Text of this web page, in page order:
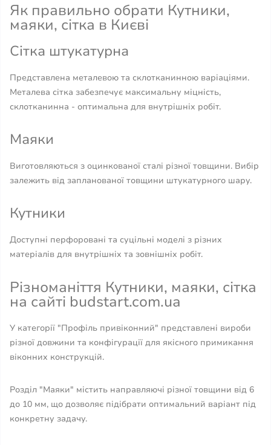
Як правильно обрати Кутники,
маяки, сітка в Києві
Сітка штукатурна
Представлена металевою та склотканинною варіаціями.
Металева сітка забезпечує максимальну міцність,
склотканинна - оптимальна для внутрішніх робіт.
Маяки
Виготовляються з оцинкованої сталі різної товщини. Вибір
залежить від запланованої товщини штукатурного шару.
Кутники
Доступні перфоровані та суцільні моделі з різних
матеріалів для внутрішніх та зовнішніх робіт.
Різноманіття Кутники, маяки, сітка
на сайті budstart.com.ua
У категорії "Профіль привіконний" представлені вироби
різної довжини та конфігурації для якісного примикання
віконних конструкцій.
Розділ "Маяки" містить направляючі різної товщини від 6
до 10 мм, що дозволяє підібрати оптимальний варіант під
конкретну задачу.